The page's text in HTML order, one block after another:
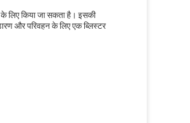
लिए किया जा सकता है। इसकी
और परिवहन के लिए एक ब्लिस्टर